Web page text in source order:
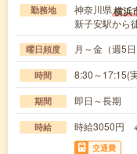
勤務地 神奈川県横浜
新子安駅から
曜日頻度 月～金（週5
時間 8:30～17:15(
期間 即日～長期
時給 時給3050円
交通費